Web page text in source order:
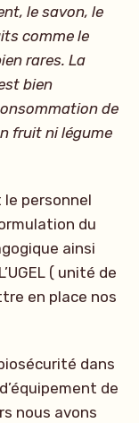
le savon, le
comme le
rares. La
bien
de
fruit ni légume
personnel
du
ainsi
( unité de
en place nos
dans
de
nous avons